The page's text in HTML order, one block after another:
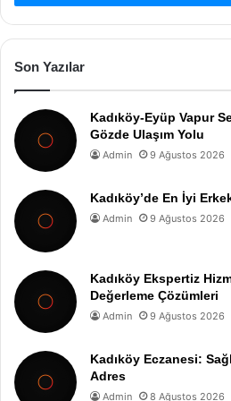
Son Yazılar
Kadıköy-Eyüp Vapur
Gözde Ulaşım Yolu
Admin 9 Ağustos 2026
Kadıköy’de En İyi
Admin 9 Ağustos 2026
Kadıköy Ekspertiz
Değerleme Çözümleri
Admin 9 Ağustos 2026
Kadıköy Eczanesi:
Adres
Admin 8 Ağustos 2026